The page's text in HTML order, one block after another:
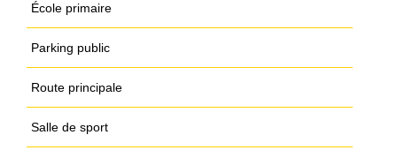
École primaire
Parking public
Route principale
Salle de sport